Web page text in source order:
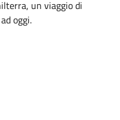
un viaggio di
oggi.